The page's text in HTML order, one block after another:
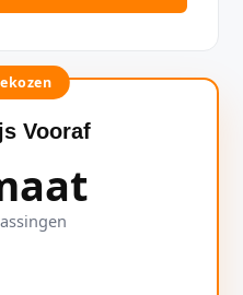
Vooraf